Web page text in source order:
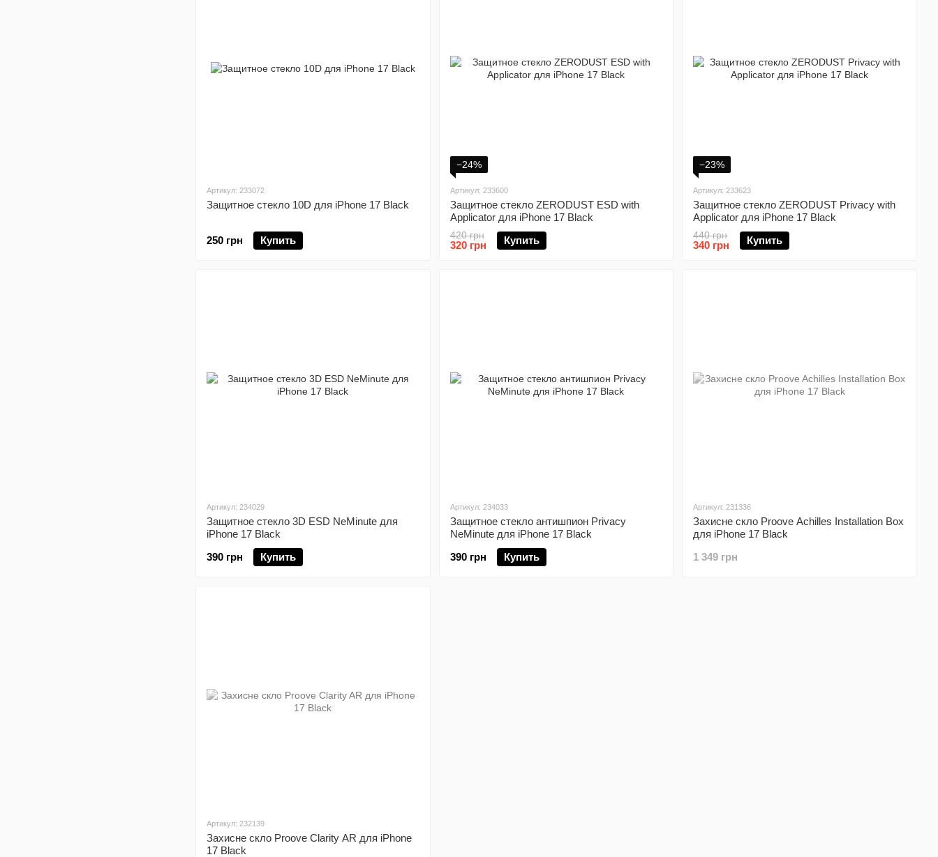
Артикул: 233072
Защитное стекло 10D для iPhone 17 Black
250 грн Купить
−24%
Артикул: 233600
Защитное стекло ZERODUST ESD with
Applicator для iPhone 17 Black
420 грн
320 грн Купить
−23%
Артикул: 233623
Защитное стекло ZERODUST Privacy with
Applicator для iPhone 17 Black
440 грн
340 грн Купить
Артикул: 234029
Защитное стекло 3D ESD NeMinute для
iPhone 17 Black
390 грн
Купить
Артикул: 234033
Защитное стекло антишпион Privacy
NeMinute для iPhone 17 Black
390 грн
Купить
Артикул: 231336
Захисне скло Proove Achilles Installation Box
для iPhone 17 Black
1 349 грн
Артикул: 232139
Захисне скло Proove Clarity AR для iPhone
17 Black